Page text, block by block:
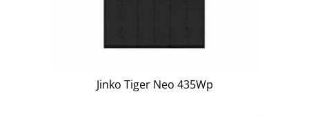
Jinko Tiger Neo 435Wp